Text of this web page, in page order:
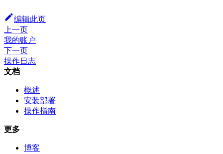
编辑此页
上一页
我的账户
下一页
操作日志
文档
概述
安装部署
操作指南
更多
博客